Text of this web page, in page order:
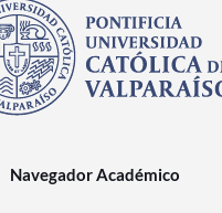
Navegador Académico